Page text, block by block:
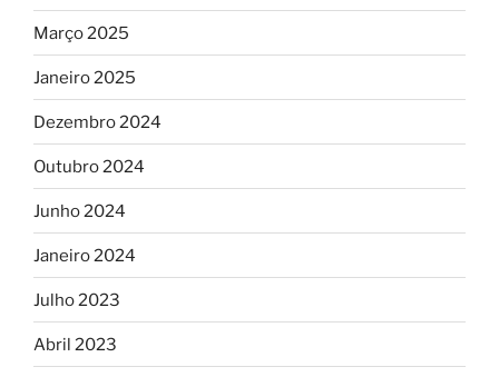
Março 2025
Janeiro 2025
Dezembro 2024
Outubro 2024
Junho 2024
Janeiro 2024
Julho 2023
Abril 2023